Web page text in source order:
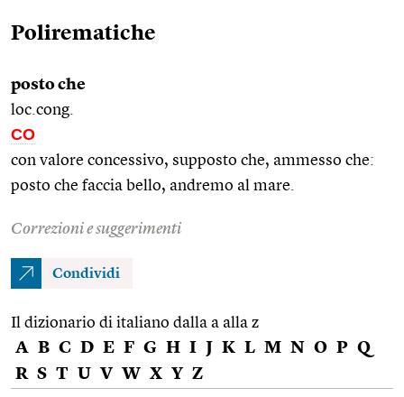
Polirematiche
posto che
loc.cong.
CO
con valore concessivo, supposto che, ammesso che:
posto che faccia bello, andremo al mare.
Correzioni e suggerimenti
Condividi
Il dizionario di italiano dalla a alla z
A B C D E F G H I J K L M N O P Q
R S T U V W X Y Z